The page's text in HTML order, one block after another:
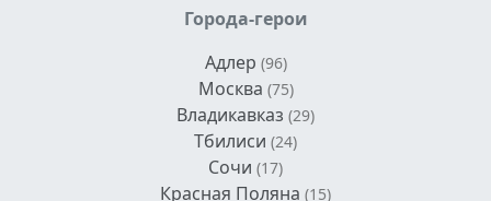
Города-герои
Адлер (96)
Москва (75)
Владикавказ (29)
Тбилиси (24)
Сочи (17)
Красная Поляна (15)